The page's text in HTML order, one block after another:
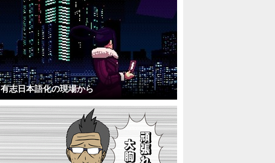
有志日本語化の現場から